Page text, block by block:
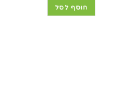
הוסף לסל